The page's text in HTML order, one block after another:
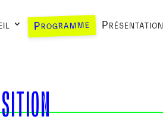
Programme Présentation